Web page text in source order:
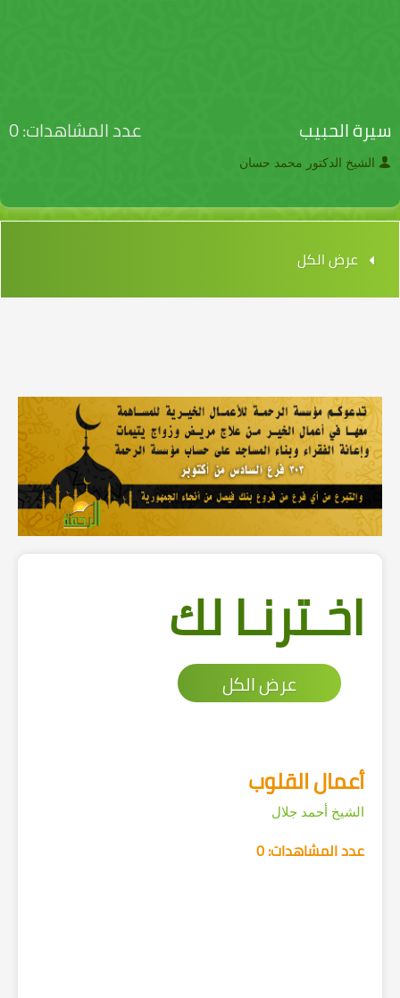
سيرة الحبيب عدد المشاهدات: 0
الشيخ الدكتور محمد حسان
عرض الكل
اخـترنـا لك
عرض الكل
أعمال القلوب
الشيخ أحمد جلال
عدد المشاهدات: 0